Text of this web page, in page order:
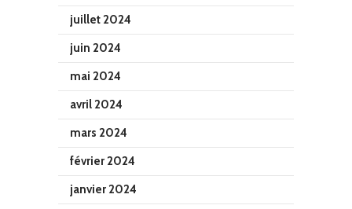
juillet 2024
juin 2024
mai 2024
avril 2024
mars 2024
février 2024
janvier 2024